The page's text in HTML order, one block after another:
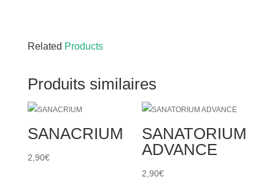
Related Products
Produits similaires
SANACRIUM
2,90€
SANATORIUM
ADVANCE
2,90€